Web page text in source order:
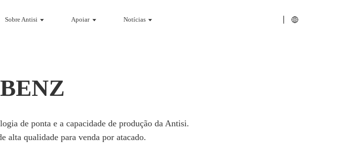
Sobre Antisi Apoiar Notícias
BENZ
de ponta e a capacidade de produção da Antisi.
alta qualidade para venda por atacado.